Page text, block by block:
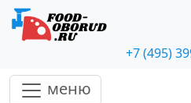
+7 (495)
меню